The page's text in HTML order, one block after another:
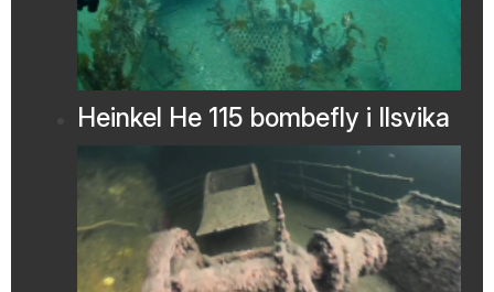
Heinkel He 115 bombefly i Ilsvika